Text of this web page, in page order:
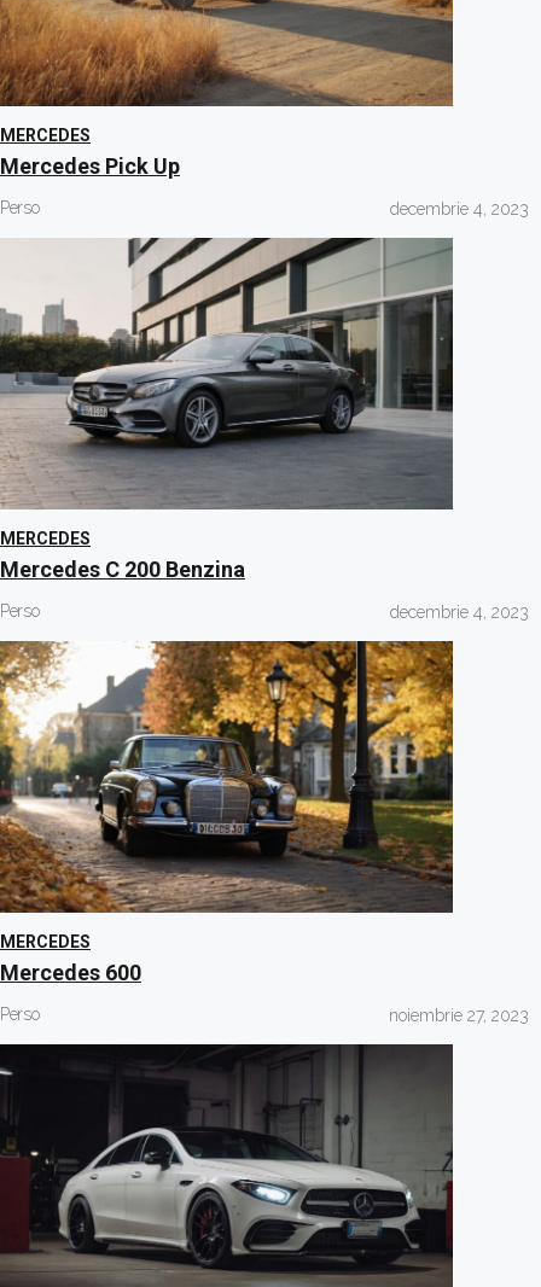
MERCEDES
Mercedes Pick Up
Perso decembrie 4, 2023
MERCEDES
Mercedes C 200 Benzina
Perso decembrie 4, 2023
MERCEDES
Mercedes 600
Perso noiembrie 27, 2023